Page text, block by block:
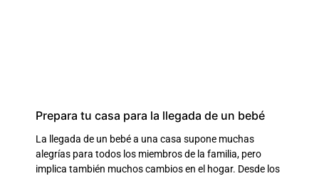
Prepara tu casa para la llegada de un bebé
La llegada de un bebé a una casa supone muchas
alegrías para todos los miembros de la familia, pero
implica también muchos cambios en el hogar. Desde los